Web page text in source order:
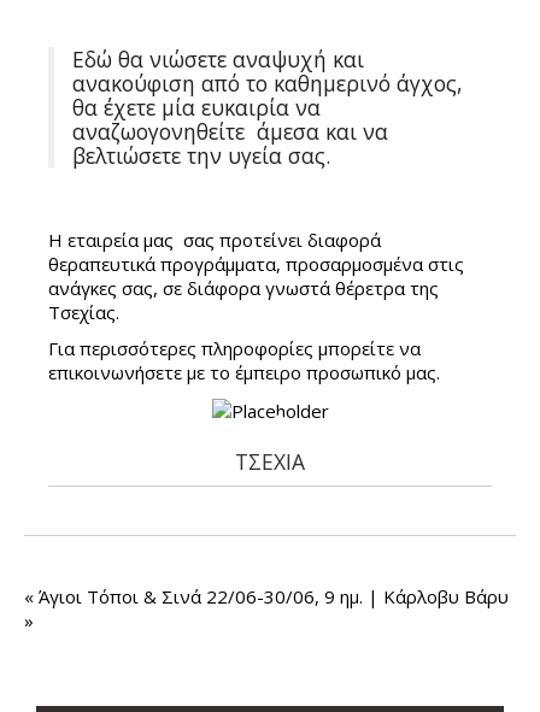
Εδώ θα νιώσετε αναψυχή και
ανακούφιση από το καθημερινό άγχος,
θα έχετε μία ευκαιρία να
αναζωογονηθείτε άμεσα και να
βελτιώσετε την υγεία σας.
Η εταιρεία μας σας προτείνει διαφορά
θεραπευτικά προγράμματα, προσαρμοσμένα στις
ανάγκες σας, σε διάφορα γνωστά θέρετρα της
Τσεχίας.
Για περισσότερες πληροφορίες μπορείτε να
επικοινωνήσετε με το έμπειρo προσωπικό μας.
ΤΣΕΧΙΑ
« Άγιοι Τόποι & Σινά 22/06-30/06, 9 ημ. | Κάρλοβυ Βάρυ
»